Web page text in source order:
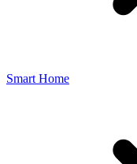
Smart Home